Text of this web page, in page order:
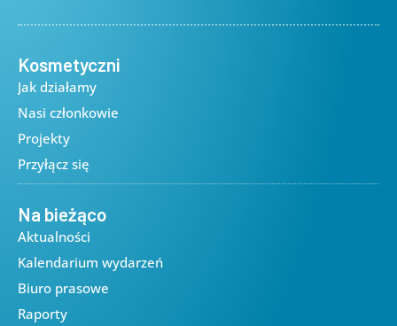
Kosmetyczni
Jak działamy
Nasi członkowie
Projekty
Przyłącz się
Na bieżąco
Aktualności
Kalendarium wydarzeń
Biuro prasowe
Raporty